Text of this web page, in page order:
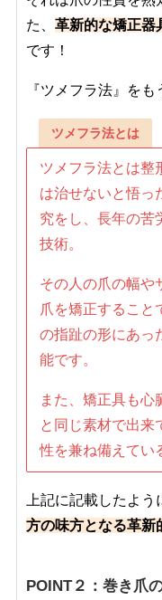
た、 革新的な矯正器
です！
『ツメフラ法』をも
ツメフラ法とは
ツメフラ法とは整
は治せないと悟っ
究をし、長年の苦
技術。
その人の爪の幅や
爪を矯正すること
の指趾の形にあっ
能です。
また、矯正具も心
と同じ素材で出来
性を兼ね備えてい
上記に記載したよ
方の味方となる革新
POINT２：巻き爪